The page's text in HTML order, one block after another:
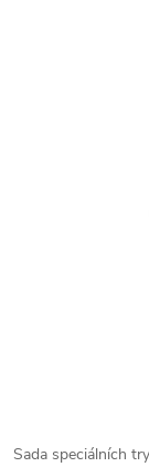
Sada speciálních